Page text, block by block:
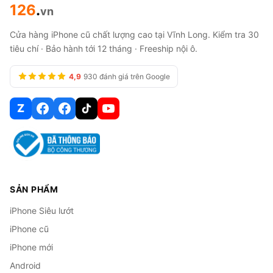
126.vn
Cửa hàng iPhone cũ chất lượng cao tại Vĩnh Long. Kiểm tra 30
tiêu chí · Bảo hành tới 12 tháng · Freeship nội ô.
4,9 930 đánh giá trên Google
Z
SẢN PHẨM
iPhone Siêu lướt
iPhone cũ
iPhone mới
Android